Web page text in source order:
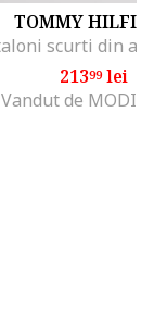
TOMMY
21399lei
Vandut de